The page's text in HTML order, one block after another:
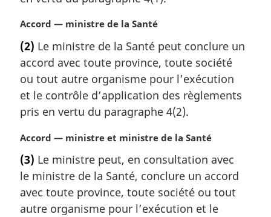
g
n
a
e
:
N
t
e
m
a
g
n
a
l
e
:
Accord — ministre de la Santé
(2) Le ministre de la Santé peut conclure un
accord avec toute province, toute société
ou tout autre organisme pour l’exécution
et le contrôle d’application des règlements
pris en vertu du paragraphe 4(2).
N
t
e
m
a
Accord — ministre et ministre de la Santé
(3) Le ministre peut, en consultation avec
le ministre de la Santé, conclure un accord
avec toute province, toute société ou tout
autre organisme pour l’exécution et le